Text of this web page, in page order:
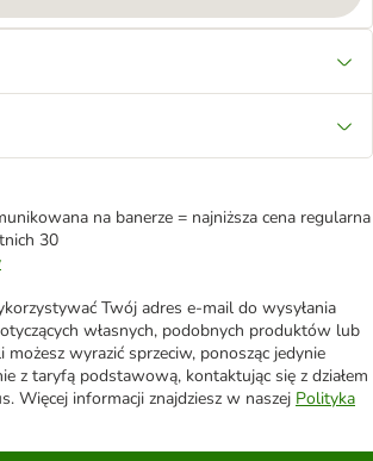
na banerze = najniższa cena regularna
30
Twój adres e-mail do wysyłania
własnych, podobnych produktów lub
możesz wyrazić sprzeciw, ponosząc jedynie
z taryfą podstawową, kontaktując się z działem
Więcej informacji znajdziesz w naszej Polityka